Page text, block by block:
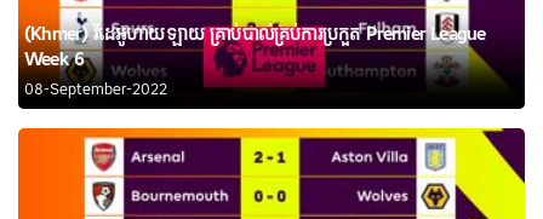
(Khmer) វីដេអូហាយឡាយ គ្រាប់បាល់គ្រប់ការប្រកួត Premier League
Week 6
08-September-2022